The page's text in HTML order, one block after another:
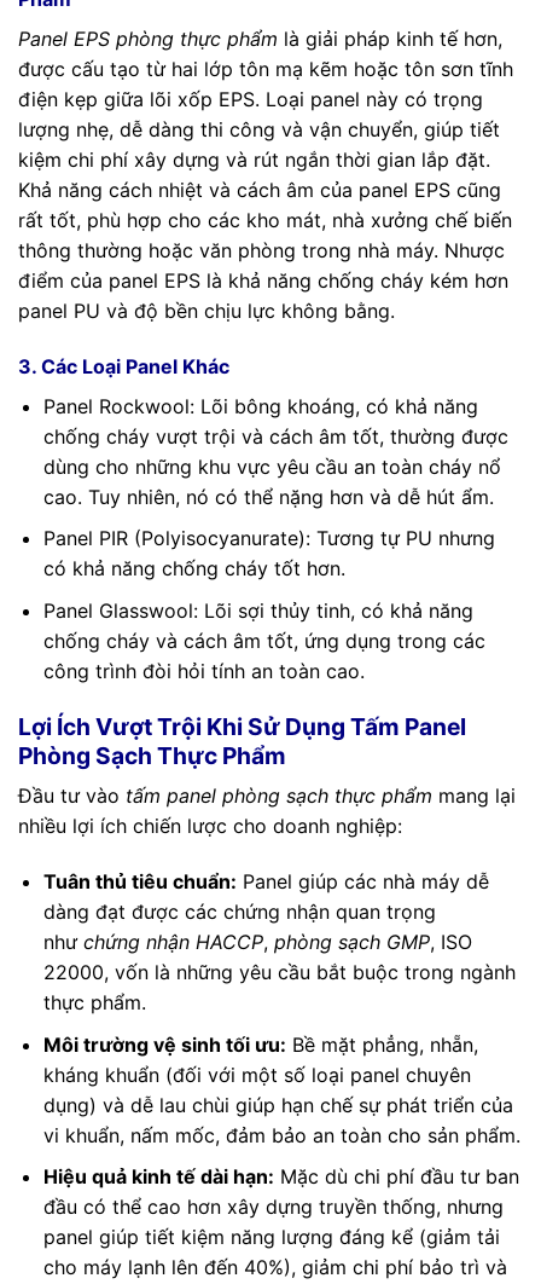
Panel EPS phòng thực phẩm là giải pháp kinh tế hơn,
được cấu tạo từ hai lớp tôn mạ kẽm hoặc tôn sơn tĩnh
điện kẹp giữa lõi xốp EPS. Loại panel này có trọng
lượng nhẹ, dễ dàng thi công và vận chuyển, giúp tiết
kiệm chi phí xây dựng và rút ngắn thời gian lắp đặt.
Khả năng cách nhiệt và cách âm của panel EPS cũng
rất tốt, phù hợp cho các kho mát, nhà xưởng chế biến
thông thường hoặc văn phòng trong nhà máy. Nhược
điểm của panel EPS là khả năng chống cháy kém hơn
panel PU và độ bền chịu lực không bằng.
3. Các Loại Panel Khác
Panel Rockwool: Lõi bông khoáng, có khả năng
chống cháy vượt trội và cách âm tốt, thường được
dùng cho những khu vực yêu cầu an toàn cháy nổ
cao. Tuy nhiên, nó có thể nặng hơn và dễ hút ẩm.
Panel PIR (Polyisocyanurate): Tương tự PU nhưng
có khả năng chống cháy tốt hơn.
Panel Glasswool: Lõi sợi thủy tinh, có khả năng
chống cháy và cách âm tốt, ứng dụng trong các
công trình đòi hỏi tính an toàn cao.
Lợi Ích Vượt Trội Khi Sử Dụng Tấm Panel
Phòng Sạch Thực Phẩm
Đầu tư vào tấm panel phòng sạch thực phẩm mang lại
nhiều lợi ích chiến lược cho doanh nghiệp:
Tuân thủ tiêu chuẩn: Panel giúp các nhà máy dễ
dàng đạt được các chứng nhận quan trọng
như chứng nhận HACCP, phòng sạch GMP, ISO
22000, vốn là những yêu cầu bắt buộc trong ngành
thực phẩm.
Môi trường vệ sinh tối ưu: Bề mặt phẳng, nhẵn,
kháng khuẩn (đối với một số loại panel chuyên
dụng) và dễ lau chùi giúp hạn chế sự phát triển của
vi khuẩn, nấm mốc, đảm bảo an toàn cho sản phẩm.
Hiệu quả kinh tế dài hạn: Mặc dù chi phí đầu tư ban
đầu có thể cao hơn xây dựng truyền thống, nhưng
panel giúp tiết kiệm năng lượng đáng kể (giảm tải
cho máy lạnh lên đến 40%), giảm chi phí bảo trì và